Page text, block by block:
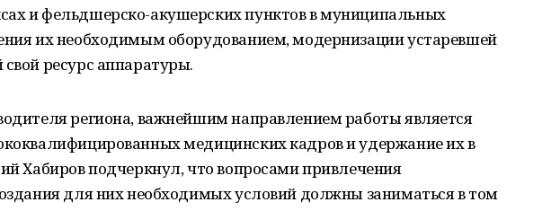
и фельдшерско-акушерских пунктов в муниципальных
их необходимым оборудованием, модернизации устаревшей
ресурс аппаратуры.
региона, важнейшим направлением работы является
медицинских кадров и удержание их в
Хабиров подчеркнул, что вопросами привлечения
для них необходимых условий должны заниматься в том